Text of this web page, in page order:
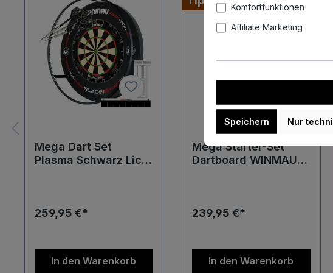
Mega Dart Set
Plasma Schwarz Licht
259,95 €*
In den Warenkorb
Mega Starter-Set
Dartboard WINMAU
239,95 €*
In den Warenkorb
Komfortfunktionen
Affiliate Marketing
Speichern Nur